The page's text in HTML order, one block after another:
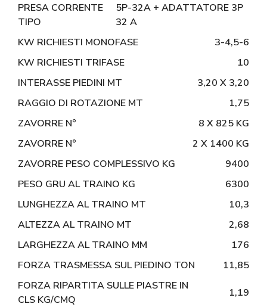
PRESA CORRENTE
TIPO
5P-32A + ADATTATORE 3P
32 A
KW RICHIESTI MONOFASE
3-4,5-6
KW RICHIESTI TRIFASE
10
INTERASSE PIEDINI MT
3,20 X 3,20
RAGGIO DI ROTAZIONE MT
1,75
ZAVORRE N°
8 X 825 KG
ZAVORRE N°
2 X 1400 KG
ZAVORRE PESO COMPLESSIVO KG
9400
PESO GRU AL TRAINO KG
6300
LUNGHEZZA AL TRAINO MT
10,3
ALTEZZA AL TRAINO MT
2,68
LARGHEZZA AL TRAINO MM
176
FORZA TRASMESSA SUL PIEDINO TON
11,85
FORZA RIPARTITA SULLE PIASTRE IN
CLS KG/CMQ
1,19